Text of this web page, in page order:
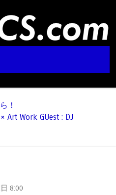
！
× Art Work GUest : DJ
8:00